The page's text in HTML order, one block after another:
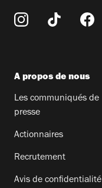
A propos de nous
Les communiqués de
presse
Actionnaires
Recrutement
Avis de confidentialité